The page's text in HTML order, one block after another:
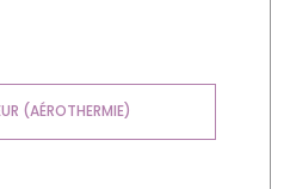
(AÉROTHERMIE)